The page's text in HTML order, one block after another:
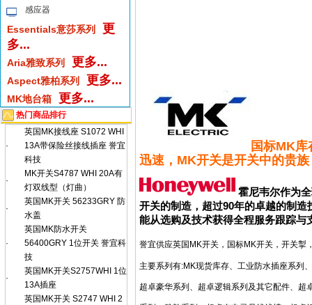
感应器
Essentials意莎系列
更
多...
Aria雅致系列 更多...
Aspect雅柏系列 更多...
MK地台箱 更多...
热门商品排行
·
英国MK接线座 S1072 WHI
13A带保险丝接线插座 誉宜
科技
·
MK开关S4787 WHI 20A有
灯双线型（灯曲）
·
英国MK开关 56233GRY 防
水盖
·
英国MK防水开关
56400GRY 1位开关 誉宜科
技
·
英国MK开关S2757WHI 1位
13A插座
英国MK开关 S2747 WHI 2
国标MK
迅速，MK开关是开关中的贵
霍尼韦尔作为
开关的制造，超过90年的卓越的制造
能从选购及技术获得全程服务跟踪
誉宜供应英国MK开关，国标MK开关，开关掣
主要系列有:MK现货库存、工业防水插座系列
超卓豪华系列、超卓逻辑系列及其它配件、